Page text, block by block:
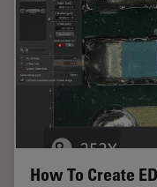
How To Create